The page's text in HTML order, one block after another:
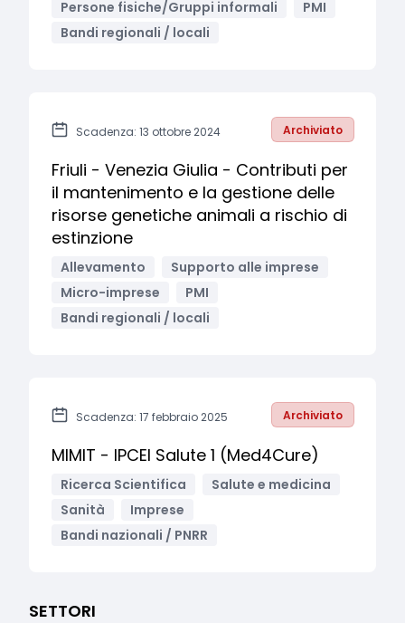
Persone fisiche/Gruppi informali
PMI
Bandi regionali / locali
Scadenza: 13 ottobre 2024 Archiviato
Friuli - Venezia Giulia - Contributi per
il mantenimento e la gestione delle
risorse genetiche animali a rischio di
estinzione
Allevamento
Supporto alle imprese
Micro-imprese
PMI
Bandi regionali / locali
Scadenza: 17 febbraio 2025 Archiviato
MIMIT - IPCEI Salute 1 (Med4Cure)
Ricerca Scientifica
Salute e medicina
Sanità
Imprese
Bandi nazionali / PNRR
SETTORI